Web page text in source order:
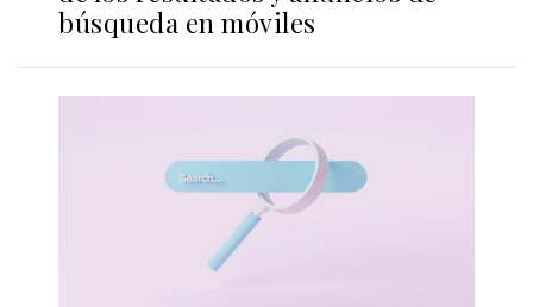
búsqueda en móviles